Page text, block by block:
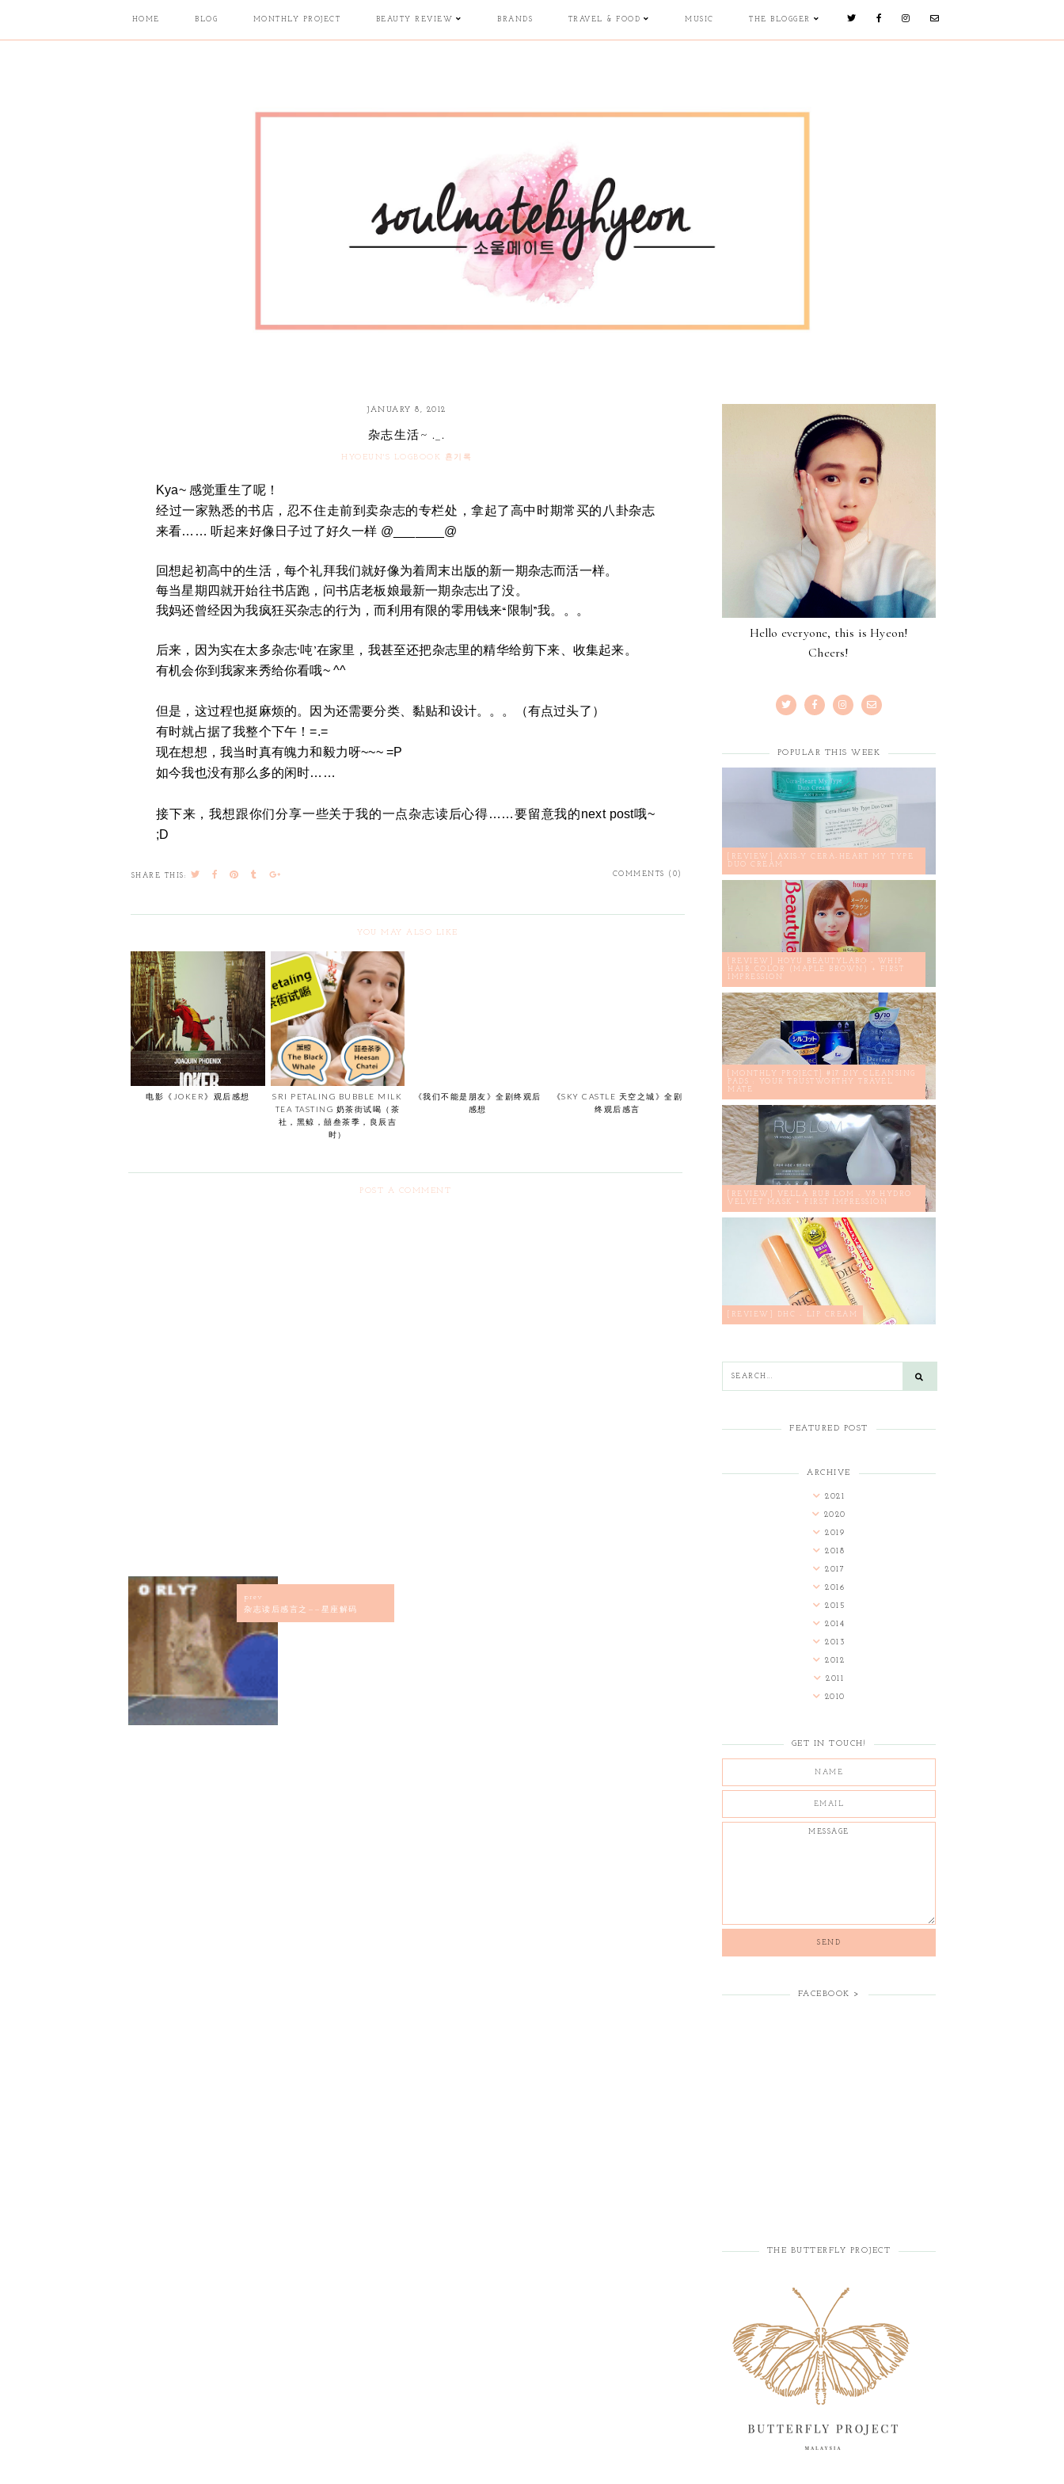
HOME BLOG MONTHLY PROJECT BEAUTY REVIEW BRANDS TRAVEL & FOOD MUSIC THE BLOGGER
JANUARY 8, 2012
杂志生活~ ._.
HYOEUN'S LOGBOOK 횬기록
Kya~ 感觉重生了呢！
经过一家熟悉的书店， 忍不住走前到卖杂志的专栏处，拿起了高中时期常买的八卦杂志
来看…… 听起来好像日子过了好久一样 @_______@
回想起初高中的生活，每个礼拜我们就好像为着周末出版的新一期杂志而活一样。
每当星期四就开始往书店跑，问书店老板娘最新一期杂志出了没。
我妈还曾经因为我疯狂买杂志的行为，而利用有限的零用钱来“限制”我。。。
后来，因为实在太多杂志‘吨’在家里，我甚至还把杂志里的精华给剪下来、收集起来。
有机会你到我家来秀给你看哦~ ^^
但是，这过程也挺麻烦的。因为还需要分类、黏贴和设计。。。（有点过头了）
有时就占据了我整个下午！=.=
现在想想，我当时真有魄力和毅力呀~~~ =P
如今我也没有那么多的闲时……
接下来，我想跟你们分享一些关于我的一点杂志读后心得……要留意我的next post哦~
;D
COMMENTS (0)
SHARE THIS:
YOU MAY ALSO LIKE
电影《JOKER》观后感想
SRI PETALING BUBBLE MILK
TEA TASTING 奶茶街试喝（茶
社，黑鲸，囍叁茶季，良辰吉
时）
《我们不能是朋友》全剧终观后
感想
《SKY CASTLE 天空之城》全剧
终观后感言
POST A COMMENT
prev
杂志读后感言之——星座解码
Hello everyone, this is Hyeon!
Cheers!
POPULAR THIS WEEK
[REVIEW] AXIS-Y CERA-HEART MY TYPE
DUO CREAM
[REVIEW] HOYU BEAUTYLABO - WHIP
HAIR COLOR (MAPLE BROWN) + FIRST
IMPRESSION
[MONTHLY PROJECT] #17 DIY CLEANSING
PADS : YOUR TRUSTWORTHY TRAVEL
MATE
[REVIEW] VELLA RUB LOM - V8 HYDRO
VELVET MASK + FIRST IMPRESSION
[REVIEW] DHC - LIP CREAM
FEATURED POST
ARCHIVE
2021
2020
2019
2018
2017
2016
2015
2014
2013
2012
2011
2010
GET IN TOUCH!
FACEBOOK >
THE BUTTERFLY PROJECT